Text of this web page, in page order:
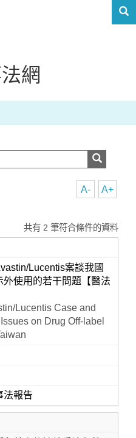
網
A+
A-
共有 2 筆符合條件的資料
Lucentis案談我國
外使用的若干問題【醫法
Lucentis Case and
on Drug Off-label
法報告